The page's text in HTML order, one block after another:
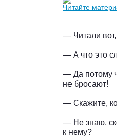
Читайте
— Читали
— А что это
— Да потому
не бросают!
— Скажите,
— Не знаю,
к нему?